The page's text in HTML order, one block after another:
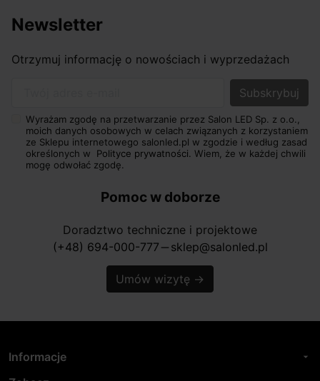
Newsletter
Otrzymuj informację o nowościach i wyprzedażach
Wyrażam zgodę na przetwarzanie przez Salon LED Sp. z o.o.,
moich danych osobowych w celach związanych z korzystaniem
ze Sklepu internetowego salonled.pl w zgodzie i według zasad
określonych w Polityce prywatności. Wiem, że w każdej chwili
mogę odwołać zgodę.
Pomoc w doborze
Doradztwo techniczne i projektowe
(+48) 694-000-777 horizontal_rule sklep@salonled.pl
Umów wizytę →
Informacje arrow_drop_down